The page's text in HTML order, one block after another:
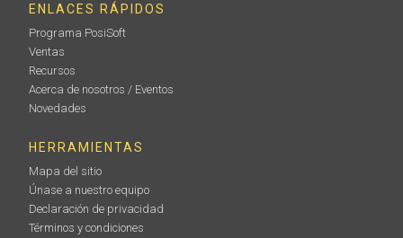
ENLACES RÁPIDOS
Programa PosiSoft
Ventas
Recursos
Acerca de nosotros / Eventos
Novedades
HERRAMIENTAS
Mapa del sitio
Únase a nuestro equipo
Declaración de privacidad
Términos y condiciones